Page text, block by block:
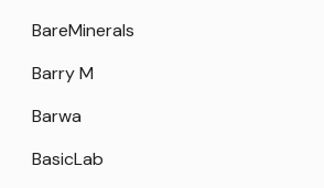
BareMinerals
Barry M
Barwa
BasicLab